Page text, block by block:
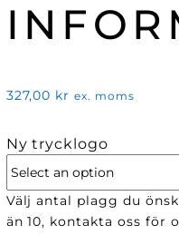
327,00 kr ex. moms
Ny trycklogo
Välj antal plagg du
än 10, kontakta oss för